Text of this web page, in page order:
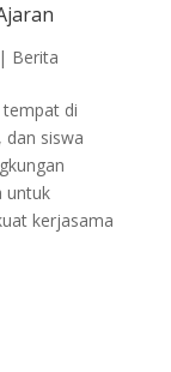
Berita
tempat di
siswa
untuk
kerjasama